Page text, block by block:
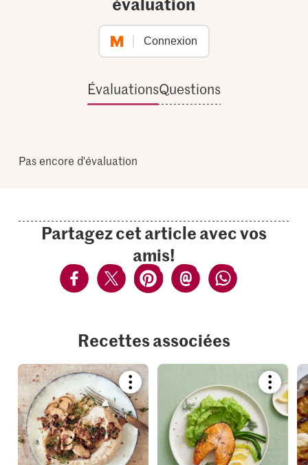
Connexion
ÉvaluationsQuestions
Pas encore d'évaluation
Partagez cet article avec vos
amis!
Recettes associées
Bookmark
recipe
or
add
it
to
your
collections.
recipe
or
add